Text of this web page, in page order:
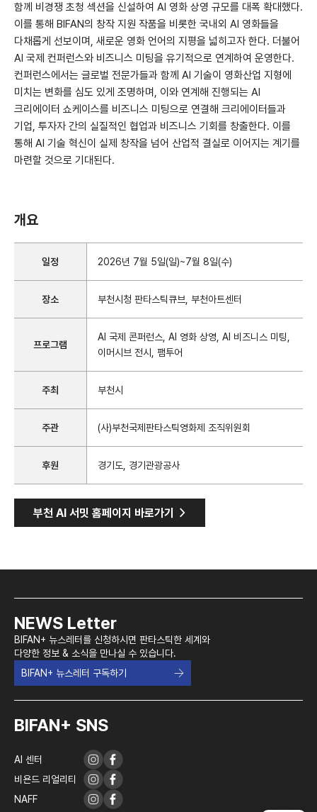
함께 비경쟁 초청 섹션을 신설하여 AI 영화 상영 규모를 대폭 확대했다.
이를 통해 BIFAN의 창작 지원 작품을 비롯한 국내외 AI 영화들을
다채롭게 선보이며, 새로운 영화 언어의 지평을 넓히고자 한다. 더불어
AI 국제 컨퍼런스와 비즈니스 미팅을 유기적으로 연계하여 운영한다.
컨퍼런스에서는 글로벌 전문가들과 함께 AI 기술이 영화산업 지형에
미치는 변화를 심도 있게 조명하며, 이와 연계해 진행되는 AI
크리에이터 쇼케이스를 비즈니스 미팅으로 연결해 크리에이터들과
기업, 투자자 간의 실질적인 협업과 비즈니스 기회를 창출한다. 이를
통해 AI 기술 혁신이 실제 창작을 넘어 산업적 결실로 이어지는 계기를
마련할 것으로 기대된다.
개요
일정 2026년 7월 5일(일)~7월 8일(수)
장소 부천시청 판타스틱큐브, 부천아트센터
프로그램
AI 국제 콘퍼런스, AI 영화 상영, AI 비즈니스 미팅,
이머시브 전시, 팸투어
주최 부천시
주관 (사)부천국제판타스틱영화제 조직위원회
후원 경기도, 경기관광공사
부천 AI 서밋 홈페이지 바로가기 >
NEWS Letter
BIFAN+ 뉴스레터를 신청하시면 판타스틱한 세계와
다양한 정보 & 소식을 만나실 수 있습니다.
BIFAN+ 뉴스레터 구독하기
BIFAN+ SNS
AI 센터
비욘드 리얼리티
NAFF